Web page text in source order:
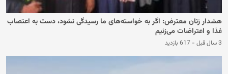
هشدار زنان معترض: اگر به خواسته‌های ما رسیدگی نشود، دست به اعتصاب
غذا و اعتراضات می‌زنیم
3 سال قبل - 617 بازدید